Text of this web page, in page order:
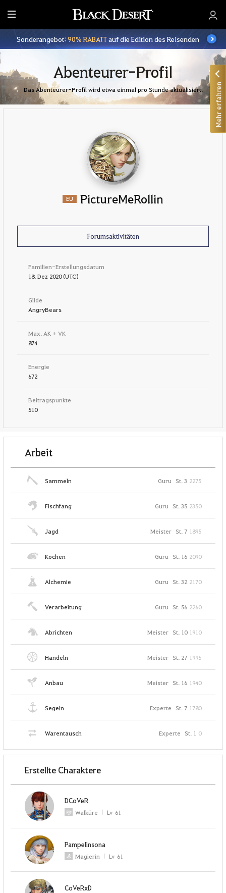
A
l
l Sonderangebot:90% RABATTauf die Edition des Reisenden
Abenteurer-Profil
Das Abenteurer-Profil wird etwa einmal pro Stunde aktualisiert.
EU PictureMeRollin
Forumsaktivitäten
Familien-Erstellungsdatum
18. Dez 2020 (UTC)
Gilde
AngryBears
Max. AK + VK
874
Energie
672
Beitragspunkte
510
Arbeit
Sammeln Guru St. 3 2275
Fischfang Guru St. 35 2350
Jagd Meister St. 7 1895
Kochen Guru St. 16 2090
Alchemie Guru St. 32 2170
Verarbeitung Guru St. 56 2260
Abrichten Meister St. 10 1910
Handeln Meister St. 27 1995
Anbau Meister St. 16 1940
Segeln Experte St. 7 1780
Warentausch Experte St. 1 0
Erstellte Charaktere
DCoVeR
Walküre Lv 61
Pampelinsona
Magierin Lv 61
CoVeRxD
Mehr erfahren